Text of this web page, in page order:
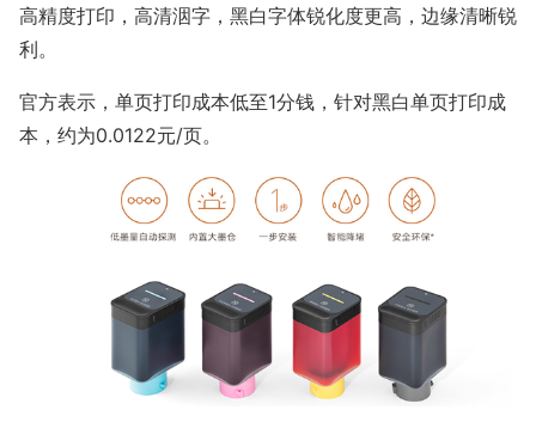
高精度打印，高清洇字，黑白字体锐化度更高，边缘清晰锐
利。
官方表示，单页打印成本低至1分钱，针对黑白单页打印成
本，约为0.0122元/页。